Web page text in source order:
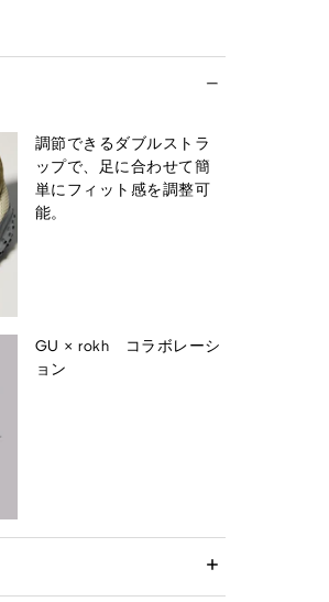
調節できるダブルストラ
ップで、足に合わせて簡
単にフィット感を調整可
能。
GU × rokh コラボレーシ
ョン